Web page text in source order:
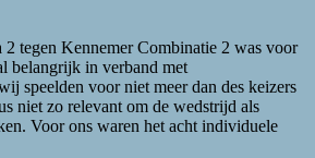
tegen Kennemer Combinatie 2 was voor
belangrijk in verband met
speelden voor niet meer dan des keizers
niet zo relevant om de wedstrijd als
Voor ons waren het acht individuele